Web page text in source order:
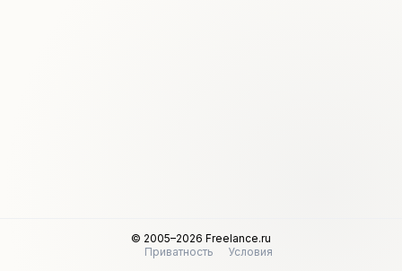
© 2005–2026 Freelance.ru
Приватность
Условия